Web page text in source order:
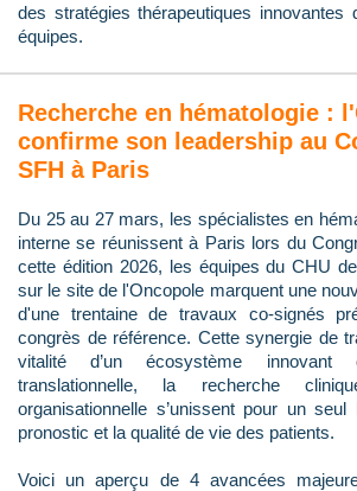
des stratégies thérapeutiques innovantes
équipes.
Recherche en hématologie :
confirme son leadership au
SFH à Paris
Du 25 au 27 mars, les spécialistes en
interne se réunissent à Paris lors du
cette édition 2026, les équipes du CHU
sur le site de l'Oncopole marquent une
d'une trentaine de travaux co-signés
congrès de référence. Cette synergie de
vitalité d’un écosystème
translationnelle, la recherche
organisationnelle s’unissent pour un
pronostic et la qualité de vie des patients.
Voici un aperçu de 4 avancées